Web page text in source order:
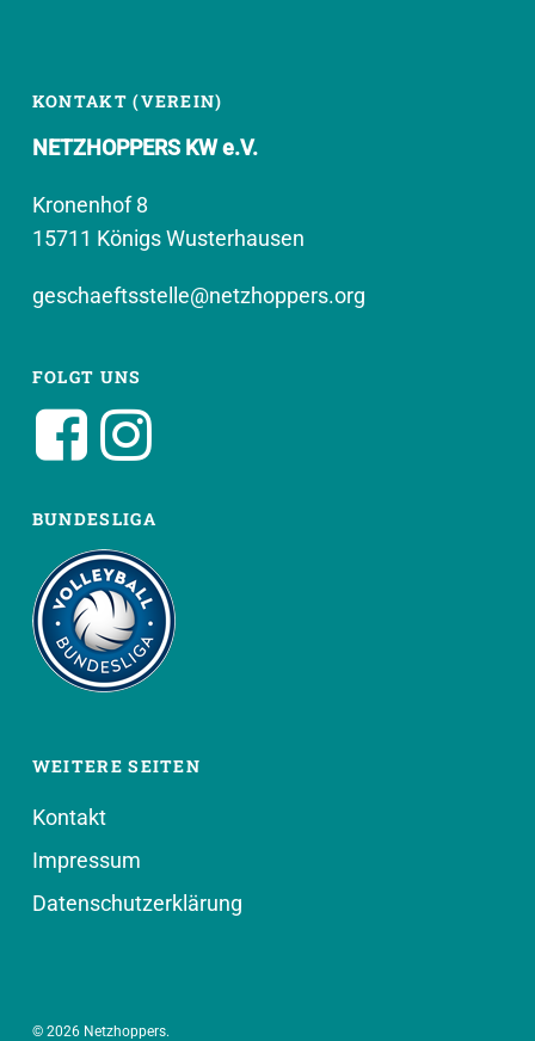
KONTAKT (VEREIN)
NETZHOPPERS KW e.V.
Kronenhof 8
15711 Königs Wusterhausen
geschaeftsstelle@netzhoppers.org
FOLGT UNS
BUNDESLIGA
WEITERE SEITEN
Kontakt
Impressum
Datenschutzerklärung
© 2026 Netzhoppers.